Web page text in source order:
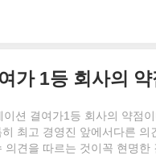
이션 결여가1등 회사의 약점
최고 경영진 앞에서다른 의
견을 따르는 것이꼭 현명한